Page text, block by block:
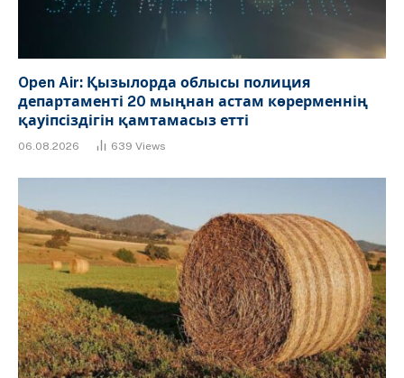
Open Air: Қызылорда облысы полиция
департаменті 20 мыңнан астам көрерменнің
қауіпсіздігін қамтамасыз етті
06.08.2026 639 Views